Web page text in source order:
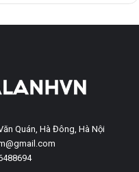
Quán, Hà Đông, Hà Nội